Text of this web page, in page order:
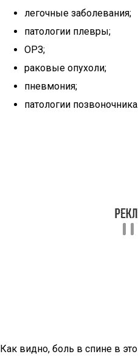
легочные заболевания;
патологии плевры;
ОРЗ;
раковые опухоли;
пневмония;
патологии позвоночника.
Как видно, боль в спине в